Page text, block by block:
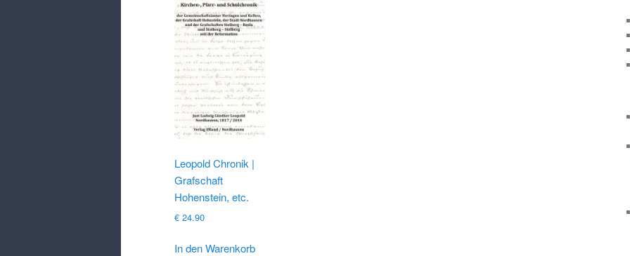
Leopold Chronik |
Grafschaft
Hohenstein, etc.
€ 24.90
In den Warenkorb